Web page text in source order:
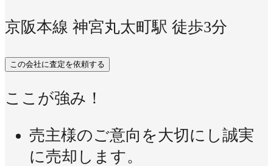
京阪本線 神宮丸太町駅 徒歩3分
この会社に査定を依頼する
ここが強み！
売主様のご意向を大切にし誠実
に売却します。